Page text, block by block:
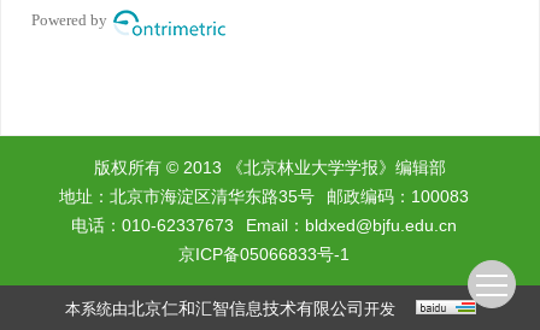
版权所有 © 2013 《北京林业大学学报》编辑部
地址：北京市海淀区清华东路35号
邮政编码：100083
电话：010-62337673
Email： bldxed@bjfu.edu.cn
京ICP备05066833号-1
本系统由北京仁和汇智信息技术有限公司开发